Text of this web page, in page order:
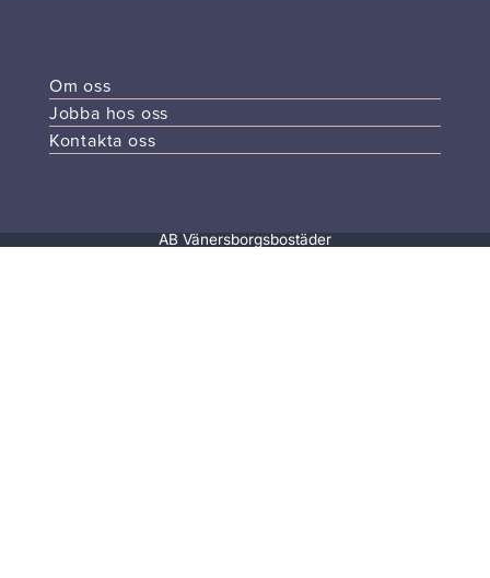
Om oss
Jobba hos oss
Kontakta oss
AB Vänersborgsbostäder